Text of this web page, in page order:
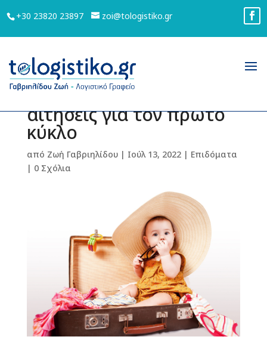
+30 23820 23897 zoi@tologistiko.gr
«Τουρισμός για όλους»
2022 – Έως 21 Ιουλίου οι
αιτήσεις για τον πρώτο
κύκλο
από Ζωή Γαβριηλίδου| Ιούλ 13, 2022| Επιδόματα
| 0 Σχόλια